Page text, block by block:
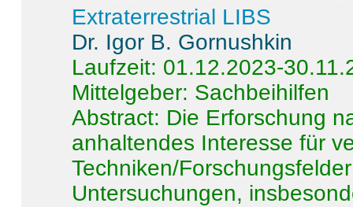
Extraterrestrial LIBS
Dr. Igor B. Gornushkin
Laufzeit: 01.12.2023-
Mittelgeber: Sachbeihilfen
Abstract: Die Erforschung
anhaltendes Interesse für
Techniken/
Untersuchungen,